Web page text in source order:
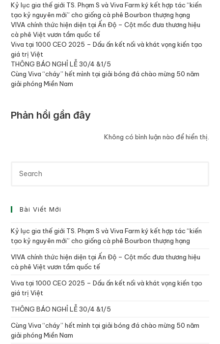
Kỷ lục gia thế giới TS. Phạm S và Viva Farm ký kết hợp tác “kiến
tạo kỷ nguyên mới” cho giống cà phê Bourbon thượng hạng
VIVA chính thức hiện diện tại Ấn Độ – Cột mốc đưa thương hiệu
cà phê Việt vươn tầm quốc tế
Viva tại 1000 CEO 2025 – Dấu ấn kết nối và khát vọng kiến tạo
giá trị Việt
THÔNG BÁO NGHỈ LỄ 30/4 &1/5
Cùng Viva “cháy” hết mình tại giải bóng đá chào mừng 50 năm
giải phóng Miền Nam
Phản hồi gần đây
Không có bình luận nào để hiển thị.
Bài Viết Mới
Kỷ lục gia thế giới TS. Phạm S và Viva Farm ký kết hợp tác “kiến
tạo kỷ nguyên mới” cho giống cà phê Bourbon thượng hạng
VIVA chính thức hiện diện tại Ấn Độ – Cột mốc đưa thương hiệu
cà phê Việt vươn tầm quốc tế
Viva tại 1000 CEO 2025 – Dấu ấn kết nối và khát vọng kiến tạo
giá trị Việt
THÔNG BÁO NGHỈ LỄ 30/4 &1/5
Cùng Viva “cháy” hết mình tại giải bóng đá chào mừng 50 năm
giải phóng Miền Nam